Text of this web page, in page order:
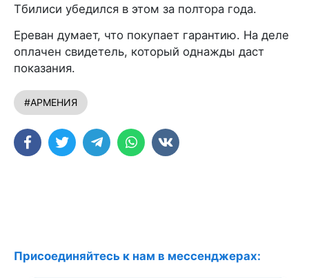
Тбилиси убедился в этом за полтора года.
Ереван думает, что покупает гарантию. На деле
оплачен свидетель, который однажды даст
показания.
#АРМЕНИЯ
Присоединяйтесь к нам в мессенджерах: